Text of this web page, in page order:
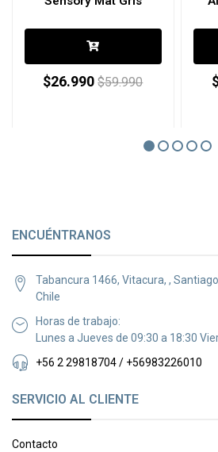
$26.990 $59.990
ENCUÉNTRANOS
Tabancura 1466, Vitacura, ,
Chile
Horas de trabajo:
Lunes a Jueves de 09:30 a 18:30
+56 2 29818704 / +56983226010
SERVICIO AL CLIENTE
Contacto